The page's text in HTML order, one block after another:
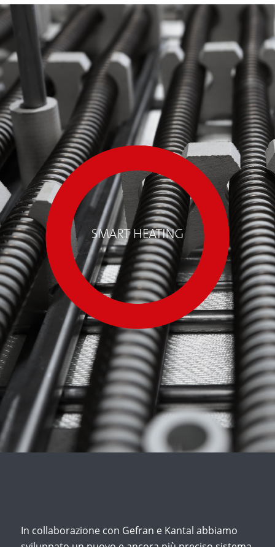
In collaborazione con Gefran e Kantal abbiamo